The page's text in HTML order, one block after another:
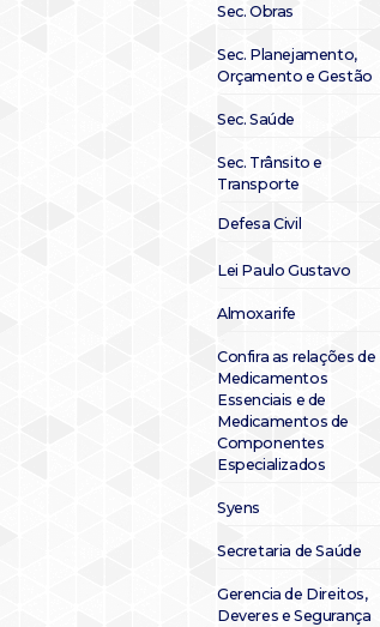
Sec. Obras
Sec. Planejamento,
Orçamento e Gestão
Sec. Saúde
Sec. Trânsito e
Transporte
Defesa Civil
Lei Paulo Gustavo
Almoxarife
Confira as relações de
Medicamentos
Essenciais e de
Medicamentos de
Componentes
Especializados
Syens
Secretaria de Saúde
Gerencia de Direitos,
Deveres e Segurança